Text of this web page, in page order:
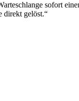
sofort
direkt gelöst.“